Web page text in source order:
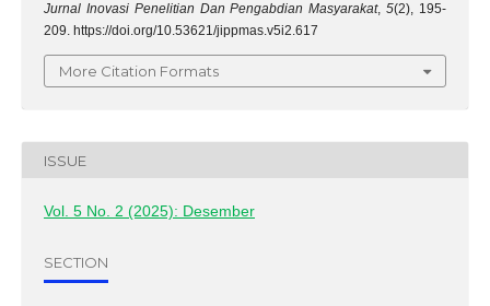
Jurnal Inovasi Penelitian Dan Pengabdian Masyarakat,5(2), 195-
209. https://doi.org/10.53621/jippmas.v5i2.617
More Citation Formats
ISSUE
Vol. 5 No. 2 (2025): Desember
SECTION